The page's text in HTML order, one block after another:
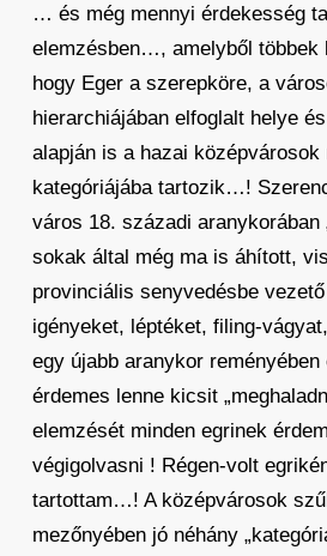
… és még mennyi érdekesség
elemzésben…, amelyből többek
hogy Eger a szerepköre, a
hierarchiájában elfoglalt helye
alapján is a hazai középvárosok
kategóriájába tartozik…!
város 18. századi aranykorában
sokak által még ma is áhított,
provinciális senyvedésbe
igényeket, léptéket, filing-
egy újabb aranykor reményében
érdemes lenne kicsit
elemzését minden egrinek
végigolvasni ! Régen-volt
tartottam…! A középvárosok
mezőnyében jó néhány